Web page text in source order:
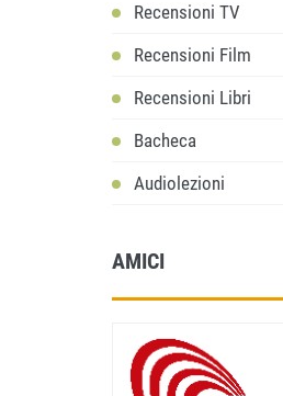
Recensioni TV
Recensioni Film
Recensioni Libri
Bacheca
Audiolezioni
AMICI